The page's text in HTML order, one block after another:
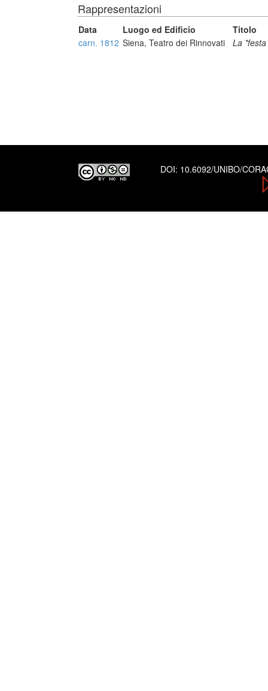
Rappresentazioni
Data Luogo ed Edificio
Titolo
carn. 1812 Siena, Teatro dei Rinnovati La
DOI: 10.6092/UNIBO/